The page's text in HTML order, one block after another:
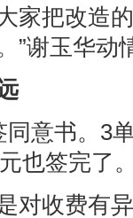
家把改造
”谢玉华动
意书。3单
也签完了
收费有异